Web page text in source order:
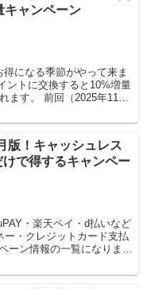
キャンペーン
になる季節がやって来ま
ントに交換すると10%増量
ます。 前回（2025年11月
版！キャッシュレス
で得するキャンペー
・楽天ペイ・d払いなど
・クレジットカード支払
ーン情報の一覧になりま